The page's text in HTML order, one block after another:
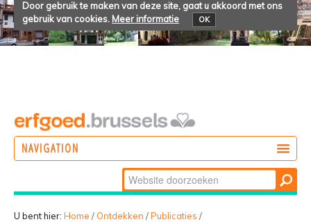
Door gebruik te maken van deze site, gaat u akkoord met ons
gebruik van cookies. Meer informatie OK
NAVIGATION
Zoek
Geavanceerd
zoeken...
U bent hier: Home / Ontdekken /Publicaties /